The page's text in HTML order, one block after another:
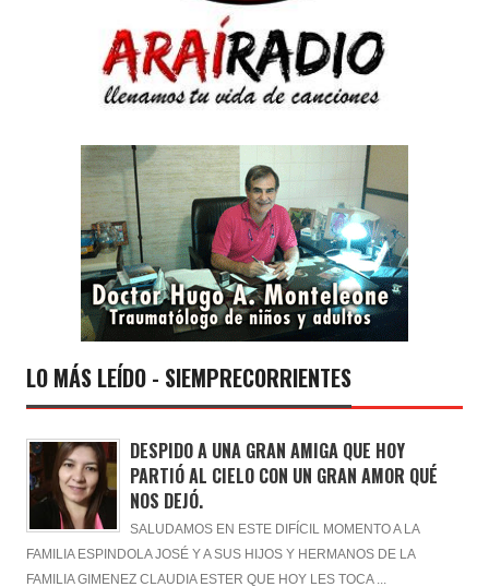
LO MÁS LEÍDO - SIEMPRECORRIENTES
DESPIDO A UNA GRAN AMIGA QUE HOY
PARTIÓ AL CIELO CON UN GRAN AMOR QUÉ
NOS DEJÓ.
SALUDAMOS EN ESTE DIFÍCIL MOMENTO A LA
FAMILIA ESPINDOLA JOSÉ Y A SUS HIJOS Y HERMANOS DE LA
FAMILIA GIMENEZ CLAUDIA ESTER QUE HOY LES TOCA ...